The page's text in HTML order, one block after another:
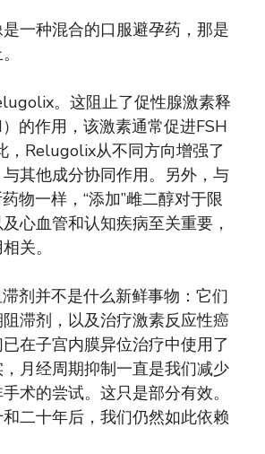
一种混合的口服避孕药，那是
。这阻止了促性腺激素释
的作用，该激素通常促进FSH
，Relugolix从不同方向增强了
其他成分协同作用。另外，与
物一样，“添加”雌二醇对于限
心血管和认知疾病至关重要，
关。
剂并不是什么新鲜事物：它们
滞剂，以及治疗激素反应性癌
在子宫内膜异位治疗中使用了
月经周期抑制一直是我们减少
术的尝试。这只是部分有效。
二十年后，我们仍然如此依赖